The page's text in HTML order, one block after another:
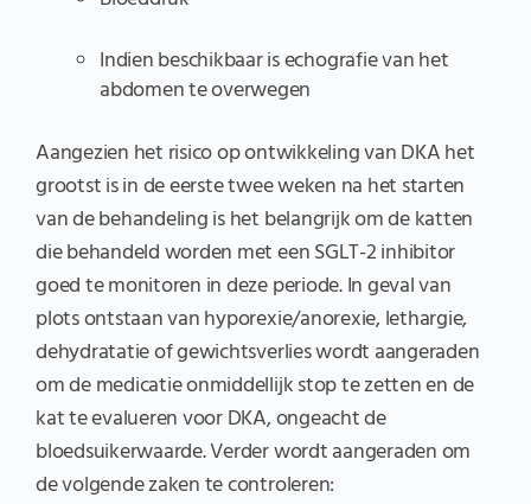
Indien beschikbaar is echografie van het
abdomen te overwegen
Aangezien het risico op ontwikkeling van DKA het
grootst is in de eerste twee weken na het starten
van de behandeling is het belangrijk om de katten
die behandeld worden met een SGLT-2 inhibitor
goed te monitoren in deze periode. In geval van
plots ontstaan van hyporexie/anorexie, lethargie,
dehydratatie of gewichtsverlies wordt aangeraden
om de medicatie onmiddellijk stop te zetten en de
kat te evalueren voor DKA, ongeacht de
bloedsuikerwaarde. Verder wordt aangeraden om
de volgende zaken te controleren: